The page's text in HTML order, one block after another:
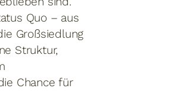
Quo – aus
Großsiedlung
Struktur,
Chance für